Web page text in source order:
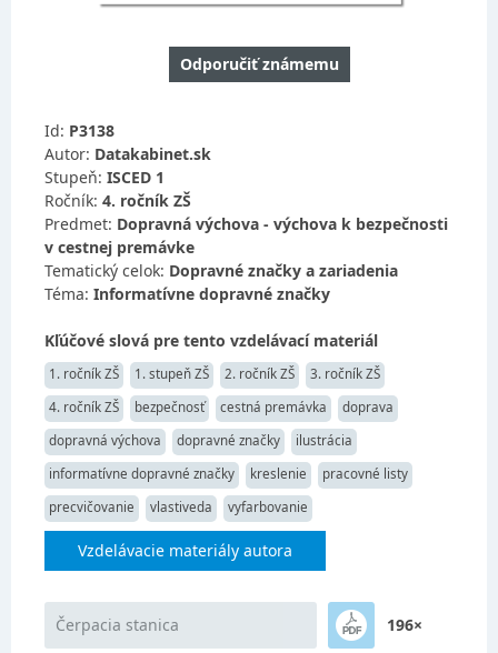
Odporučiť známemu
Id: P3138
Autor: Datakabinet.sk
Stupeň: ISCED 1
Ročník: 4. ročník ZŠ
Predmet: Dopravná výchova - výchova k bezpečnosti
v cestnej premávke
Tematický celok: Dopravné značky a zariadenia
Téma: Informatívne dopravné značky
Kľúčové slová pre tento vzdelávací materiál
1. ročník ZŠ 1. stupeň ZŠ 2. ročník ZŠ
3. ročník ZŠ
4. ročník ZŠ
bezpečnosť cestná premávka
doprava
dopravná výchova
dopravné značky
ilustrácia
informatívne dopravné značky
kreslenie
pracovné listy
precvičovanie
vlastiveda vyfarbovanie
Vzdelávacie materiály autora
Čerpacia stanica 196×